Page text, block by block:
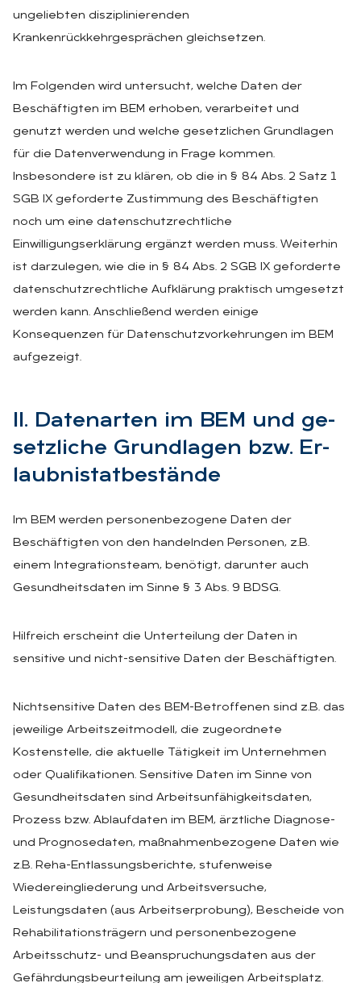
ungeliebten disziplinierenden
Krankenrückkehrgesprächen gleichsetzen.
Im Folgenden wird untersucht, welche Daten der
Beschäftigten im BEM erhoben, verarbeitet und
genutzt werden und welche gesetzlichen Grundlagen
für die Datenverwendung in Frage kommen.
Insbesondere ist zu klären, ob die in § 84 Abs. 2 Satz 1
SGB IX geforderte Zustimmung des Beschäftigten
noch um eine datenschutzrechtliche
Einwilligungserklärung ergänzt werden muss. Weiterhin
ist darzulegen, wie die in § 84 Abs. 2 SGB IX geforderte
datenschutzrechtliche Aufklärung praktisch umgesetzt
werden kann. Anschließend werden einige
Konsequenzen für Datenschutzvorkehrungen im BEM
aufgezeigt.
II. Da­ten­ar­ten im BEM und ge­
setz­li­che Grund­la­gen bzw. Er­
laub­nis­tat­be­stän­de
Im BEM werden personenbezogene Daten der
Beschäftigten von den handelnden Personen, z.B.
einem Integrationsteam, benötigt, darunter auch
Gesundheitsdaten im Sinne § 3 Abs. 9 BDSG.
Hilfreich erscheint die Unterteilung der Daten in
sensitive und nicht-sensitive Daten der Beschäftigten.
Nichtsensitive Daten des BEM-Betroffenen sind z.B. das
jeweilige Arbeitszeitmodell, die zugeordnete
Kostenstelle, die aktuelle Tätigkeit im Unternehmen
oder Qualifikationen. Sensitive Daten im Sinne von
Gesundheitsdaten sind Arbeitsunfähigkeitsdaten,
Prozess bzw. Ablaufdaten im BEM, ärztliche Diagnose-
und Prognosedaten, maßnahmenbezogene Daten wie
z.B. Reha-Entlassungsberichte, stufenweise
Wiedereingliederung und Arbeitsversuche,
Leistungsdaten (aus Arbeitserprobung), Bescheide von
Rehabilitationsträgern und personenbezogene
Arbeitsschutz- und Beanspruchungsdaten aus der
Gefährdungsbeurteilung am jeweiligen Arbeitsplatz.